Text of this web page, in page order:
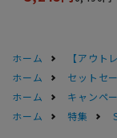
ホーム 【アウト
ホーム
セットセ
ホーム
キャンペ
ホーム
特集